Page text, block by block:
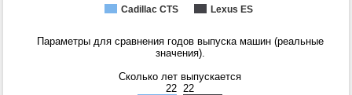
Cadillac CTS Lexus ES
Параметры для сравнения годов выпуска машин (реальные
значения).
Сколько лет выпускается
22 22